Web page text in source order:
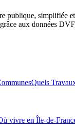
publique, simplifiée
aux données
Quels
vivre en Île-de-